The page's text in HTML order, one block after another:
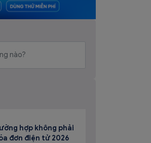
hợp không phải
đơn điện tử 2026